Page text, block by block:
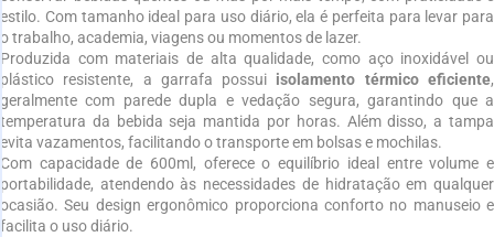
estilo. Com tamanho ideal para uso diário, ela é perfeita para levar para
o trabalho, academia, viagens ou momentos de lazer.
Produzida com materiais de alta qualidade, como aço inoxidável ou
plástico resistente, a garrafa possui isolamento térmico eficiente,
geralmente com parede dupla e vedação segura, garantindo que a
temperatura da bebida seja mantida por horas. Além disso, a tampa
evita vazamentos, facilitando o transporte em bolsas e mochilas.
Com capacidade de 600ml, oferece o equilíbrio ideal entre volume e
portabilidade, atendendo às necessidades de hidratação em qualquer
ocasião. Seu design ergonômico proporciona conforto no manuseio e
facilita o uso diário.